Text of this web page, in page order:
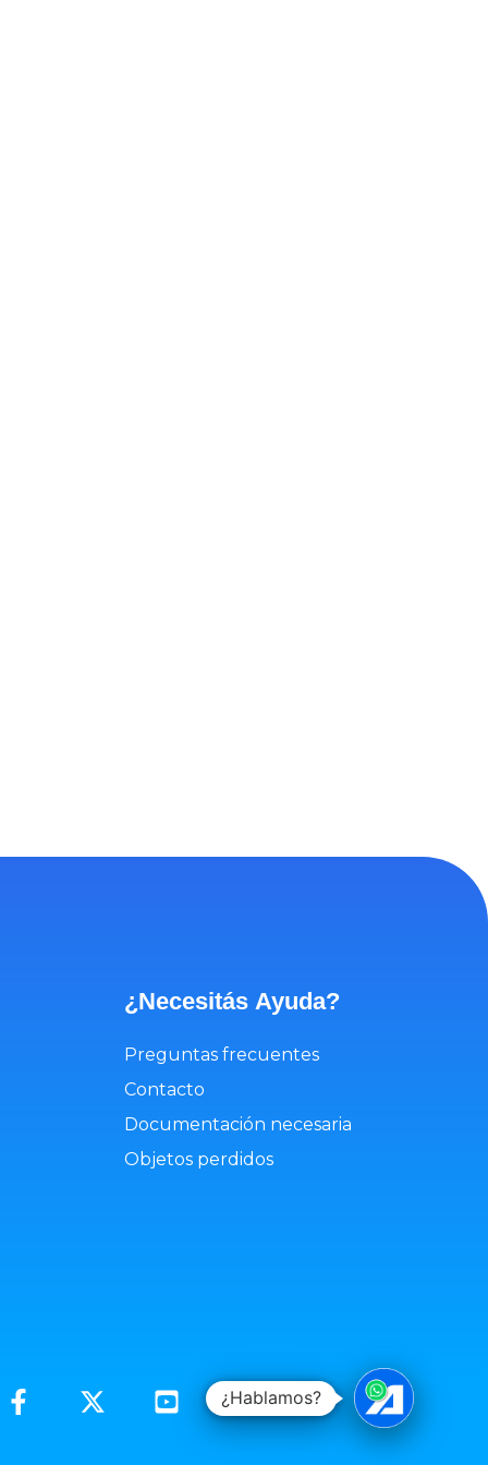
¿Necesitás Ayuda?
Preguntas frecuentes
Contacto
Documentación necesaria
Objetos perdidos
¿Hablamos?